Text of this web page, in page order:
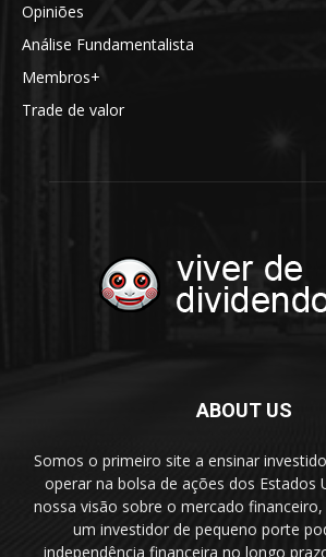
Opiniões
Análise Fundamentalista
Membros+
Trade de valor
ABOUT US
Somos o primeiro site a ensinar
operar na bolsa de ações dos Estados
nossa visão sobre o mercado
um investidor de pequeno porte
independência financeira no longo